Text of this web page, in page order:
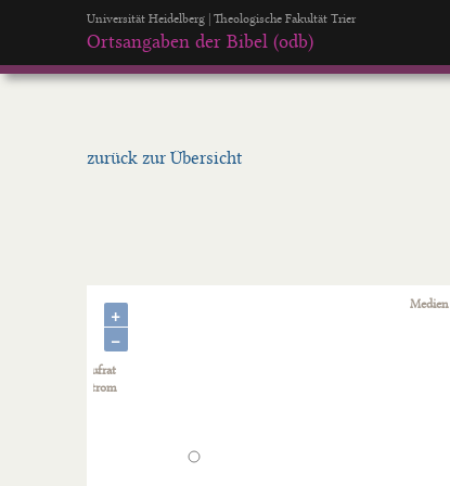
Universität Heidelberg | Theologische Fakultät Trier
Ortsangaben der Bibel (odb)
zurück zur Übersicht
+
−